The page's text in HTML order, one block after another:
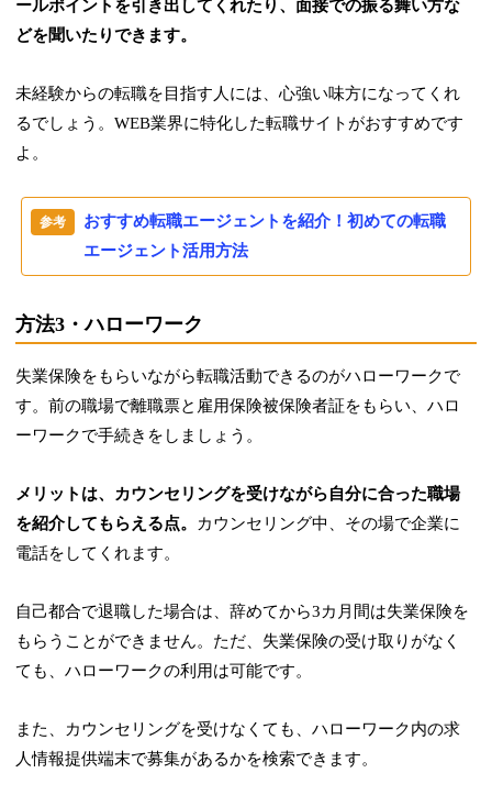
ールポイントを引き出してくれたり、面接での振る舞い方な
どを聞いたりできます。
未経験からの転職を目指す人には、心強い味方になってくれ
るでしょう。WEB業界に特化した転職サイトがおすすめです
よ。
おすすめ転職エージェントを紹介！初めての転職
エージェント活用方法
方法3・ハローワーク
失業保険をもらいながら転職活動できるのがハローワークで
す。前の職場で離職票と雇用保険被保険者証をもらい、ハロ
ーワークで手続きをしましょう。
メリットは、カウンセリングを受けながら自分に合った職場
を紹介してもらえる点。
カウンセリング中、その場で企業に
電話をしてくれます。
自己都合で退職した場合は、辞めてから3カ月間は失業保険を
もらうことができません。ただ、失業保険の受け取りがなく
ても、ハローワークの利用は可能です。
また、カウンセリングを受けなくても、ハローワーク内の求
人情報提供端末で募集があるかを検索できます。